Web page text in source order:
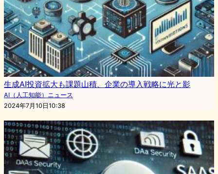
生成AI投資拡大も課題山積、企業の導入戦略に光と影
AI（人工知能）ニュース
2024年7月10日10:38